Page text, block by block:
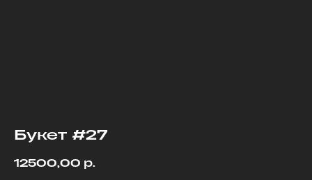
Букет #27
12500,00 р.